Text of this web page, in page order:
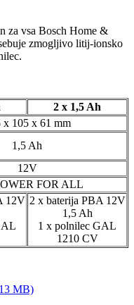
za vsa Bosch Home &
zmogljivo litij-ionsko
2 x 1,5 Ah
x 105 x 61 mm
1,5 Ah
12V
FOR ALL
12V 2 x baterija PBA 12V
1,5 Ah
1 x polnilec GAL
1210 CV
MB)